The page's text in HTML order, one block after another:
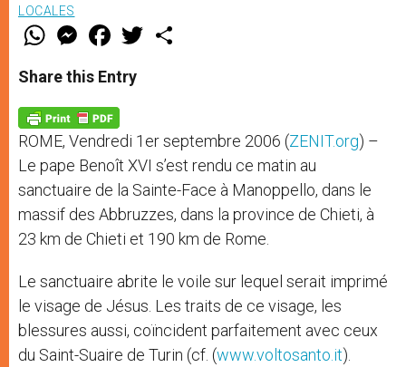
LOCALES
W
t
s
p
p
M
e
s
e
g
e
r
F
a
e
b
o
k
w
Share this Entry
ROME, Vendredi 1er septembre 2006 (ZENIT.org) –
Le pape Benoît XVI s’est rendu ce matin au
sanctuaire de la Sainte-Face à Manoppello, dans le
massif des Abbruzzes, dans la province de Chieti, à
23 km de Chieti et 190 km de Rome.
Le sanctuaire abrite le voile sur lequel serait imprimé
le visage de Jésus. Les traits de ce visage, les
blessures aussi, coïncident parfaitement avec ceux
du Saint-Suaire de Turin (cf. (www.voltosanto.it).